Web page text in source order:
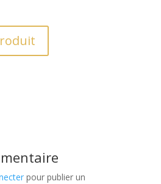
pour publier un